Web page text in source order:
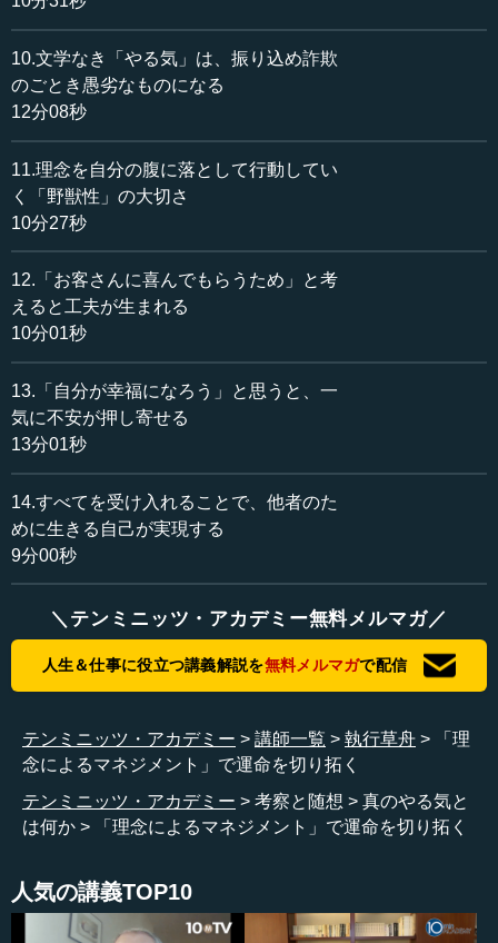
ろいろな人がいますから。土下座を何度もさせられると
か、いっぱいありました。包丁を突きつけられたメンバー
もいましたから。
執行 ビジネス社会では、キリンビール高知支店というの
田村 そう。だから、一体感がある。隣の新入社員が包丁
を突きつけられたら、必ず誰かがサポートに入っていまし
た。高知の人に幸せになってもらおうと思っているから、
いけないと、全部、自分のこととしてやっていました。
執行 ただ、「みんな幸せになってもらいたい」というの
は、今の日本そのものの姿ですが、その包丁ではないけれ
ど、包丁を突きつけられるようなことをする人もいないで
すね...
10.文学なき「やる気」は、振り込め詐欺
のごとき愚劣なものになる
12分08秒
11.理念を自分の腹に落として行動してい
く「野獣性」の大切さ
10分27秒
12.「お客さんに喜んでもらうため」と考
えると工夫が生まれる
10分01秒
13.「自分が幸福になろう」と思うと、一
気に不安が押し寄せる
13分01秒
14.すべてを受け入れることで、他者のた
めに生きる自己が実現する
9分00秒
＼テンミニッツ・アカデミー無料メルマガ／
人生＆仕事に役立つ講義解説を無料メルマガで配信
テンミニッツ・アカデミー 講師一覧 執行草舟
「理
念によるマネジメント」で運命を切り拓く
テンミニッツ・アカデミー
考察と随想
真のやる気と
は何か
「理念によるマネジメント」で運命を切り拓く
人気の講義TOP10